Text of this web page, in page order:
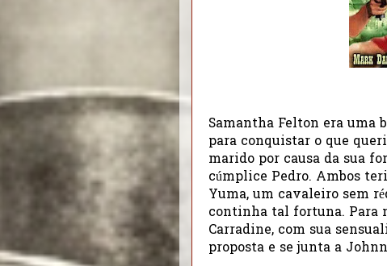
Samantha Felton era uma
para conquistar o que
marido por causa da sua
cúmplice Pedro. Ambos
Yuma, um cavaleiro sem
continha tal fortuna. Para
Carradine, com sua
proposta e se junta a